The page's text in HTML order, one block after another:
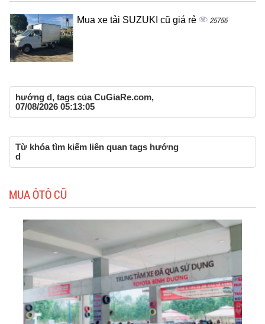
Mua xe tải SUZUKI cũ giá rẻ 25756
hướng d, tags của CuGiaRe.com,
07/08/2026 05:13:05
Từ khóa tìm kiếm liên quan tags hướng
d
MUA ÔTÔ CŨ